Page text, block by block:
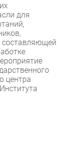
для
центра